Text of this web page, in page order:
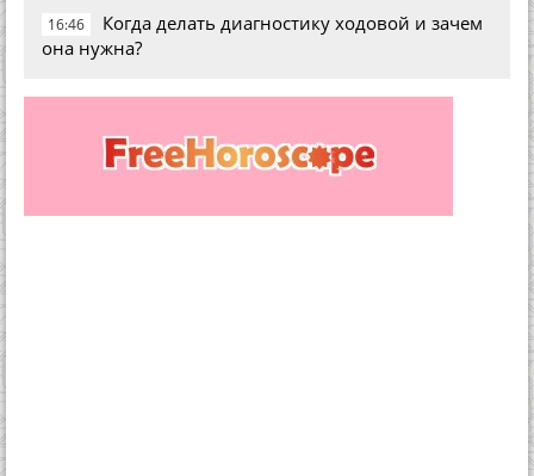
16:46
Когда делать диагностику ходовой и зачем
она нужна?